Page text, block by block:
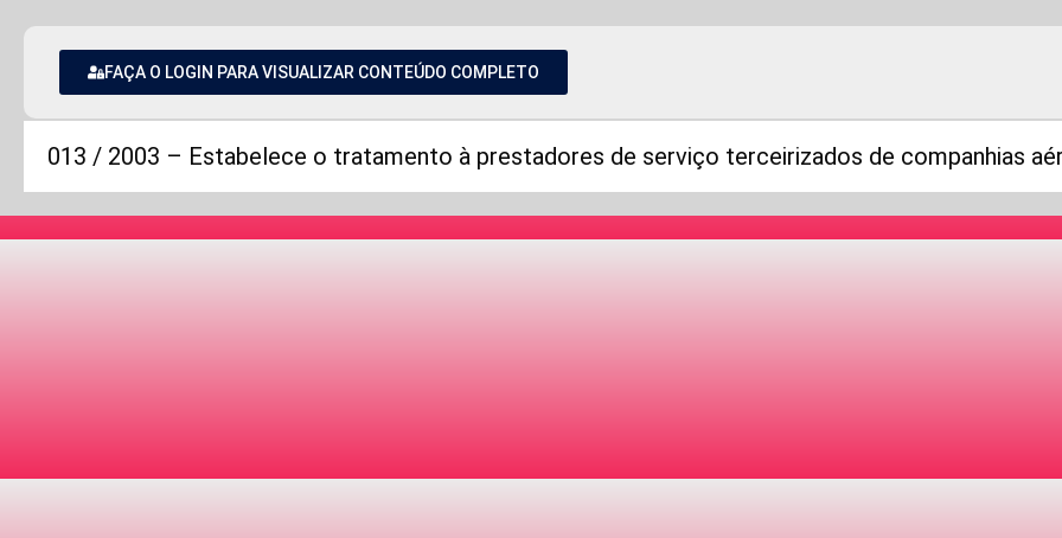
FAÇA O LOGIN PARA VISUALIZAR CONTEÚDO COMPLETO
013 / 2003 – Estabelece o tratamento à prestadores de serviço terceirizados de companhias